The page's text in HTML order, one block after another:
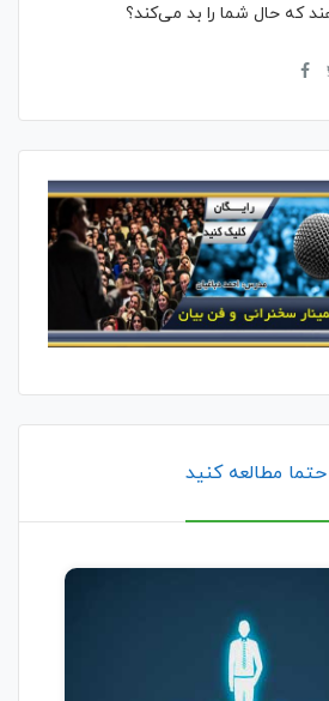
که حال شما را بد می‌کند؟
مطالعه کنید